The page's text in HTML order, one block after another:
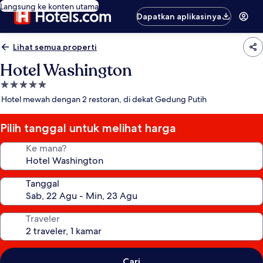
Langsung ke konten utama
Dapatkan aplikasinya
Lihat semua properti
Hotel Washington
Properti
bintang
Hotel mewah dengan 2 restoran, di dekat Gedung Putih
Pilih tanggal untuk melihat harga
Ke mana?
Tanggal
Traveler